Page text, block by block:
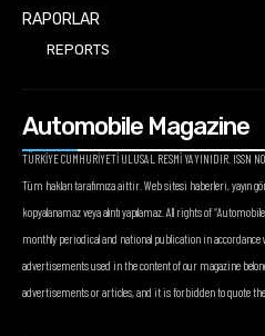
RAPORLAR
REPORTS
Automobile Magazine
TÜRKİYE CUMHURİYETİ ULUSAL RESMİ YAYINIDIR. ISSN
Tüm hakları tarafımıza aittir. Web sitesi haberleri, yayın
kopyalanamaz veya alıntı yapılamaz. All rights of
monthly periodical and national publication in
advertisements used in the content of our magazine
advertisements or articles, and it is forbidden to quote the